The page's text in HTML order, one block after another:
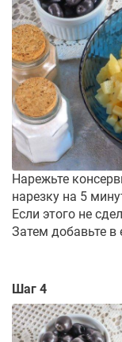
Нарежьте
нарезку на 5
Если этого не
Затем добавьте в
Шаг 4